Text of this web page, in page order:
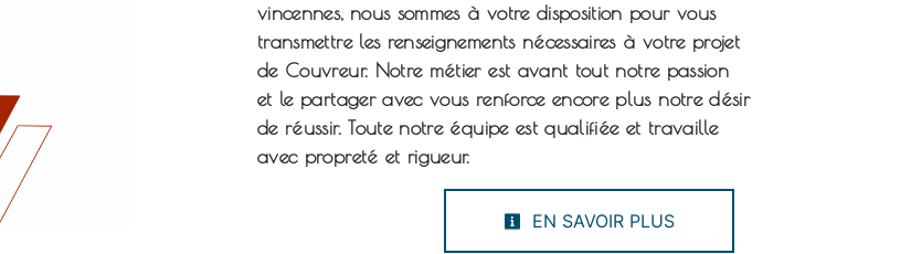
vincennes, nous sommes à votre disposition pour vous
transmettre les renseignements nécessaires à votre projet
de Couvreur. Notre métier est avant tout notre passion
et le partager avec vous renforce encore plus notre désir
de réussir. Toute notre équipe est qualifiée et travaille
avec propreté et rigueur.
EN SAVOIR PLUS